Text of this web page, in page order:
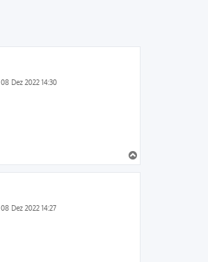
08 Dez 2022 14:30
a
c
08 Dez 2022 14:27